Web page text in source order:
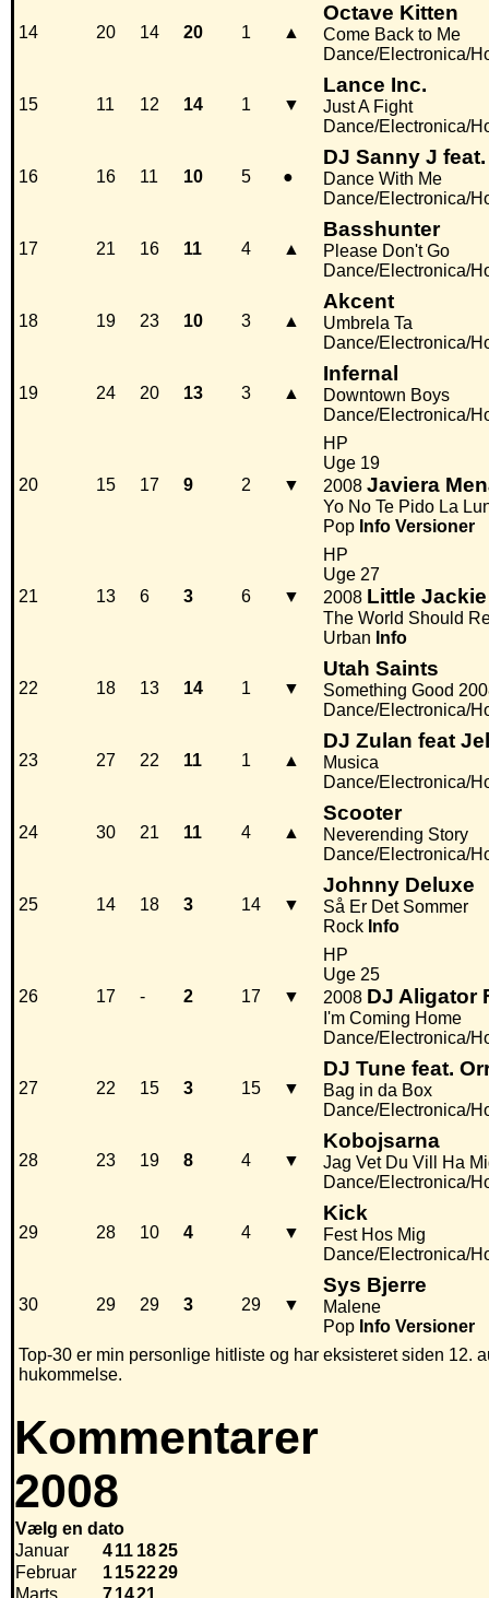
14 20 14 20 1 ▲
Octave Kitten
Come Back to Me
Dance/Electronica/
15 11 12 14 1 ▼
Lance Inc.
Just A Fight
Dance/Electronica/
16 16 11 10 5 ●
DJ Sanny J
Dance With Me
Dance/Electronica/
17 21 16 11 4 ▲
Basshunter
Please Don't Go
Dance/Electronica/
18 19 23 10 3 ▲
Akcent
Umbrela Ta
Dance/Electronica/
19 24 20 13 3 ▲
Infernal
Downtown Boys
Dance/Electronica/
20 15 17 9 2 ▼
HP
Uge 19
2008 Javiera
Yo No Te Pido La
Pop Info Versioner
21 13 6 3 6 ▼
HP
Uge 27
2008 Little Jackie
The World Should
Urban Info
22 18 13 14 1 ▼
Utah Saints
Something Good
Dance/Electronica/
23 27 22 11 1 ▲
DJ Zulan feat
Musica
Dance/Electronica/
24 30 21 11 4 ▲
Scooter
Neverending Story
Dance/Electronica/
25 14 18 3 14 ▼
Johnny Deluxe
Så Er Det Sommer
Rock Info
26 17 - 2 17 ▼
HP
Uge 25
2008 DJ Aligator
I'm Coming Home
Dance/Electronica/
27 22 15 3 15 ▼
DJ Tune feat.
Bag in da Box
Dance/Electronica/
28 23 19 8 4 ▼
Kobojsarna
Jag Vet Du Vill Ha
Dance/Electronica/
29 28 10 4 4 ▼
Kick
Fest Hos Mig
Dance/Electronica/
30 29 29 3 29 ▼
Sys Bjerre
Malene
Pop Info Versioner
Top-30 er min personlige hitliste og har eksisteret siden 12.
hukommelse.
Kommentarer
2008
Vælg en dato
Januar
411 1825
Februar
1152229
Marts
71421